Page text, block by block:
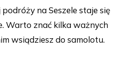
na Seszele staje się
Warto znać kilka ważnych
wsiądziesz do samolotu.